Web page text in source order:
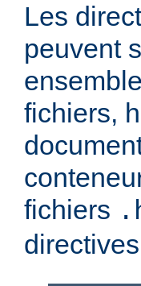
Les
peuvent
fichiers,
fichiers